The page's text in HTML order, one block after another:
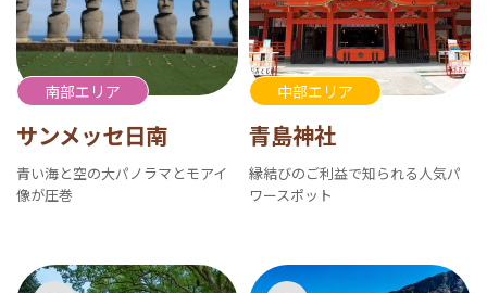
南部エリア
サンメッセ日南
青い海と空の大パノラマとモアイ
像が圧巻
中部エリア
青島神社
縁結びのご利益で知られる人気パ
ワースポット